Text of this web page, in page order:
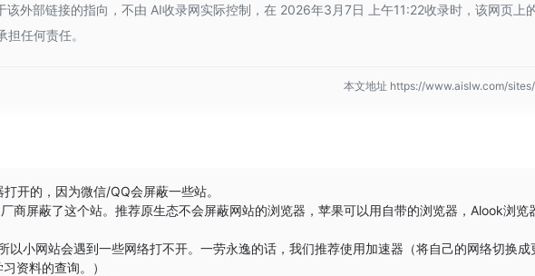
外部链接的指向，不由 AI收录网实际控制，在 2026年3月7日 上午11:22收录时，该网页上
任何责任。
本文地址 https://www.aislw.com/
开的，因为微信/QQ会屏蔽一些站。
商屏蔽了这个站。推荐原生态不会屏蔽网站的浏览器，苹果可以用自带的浏览器， Alook浏览
小网站会遇到一些网络打不开。一劳永逸的话，我们推荐使用加速器（将自己的网络切换成
资料的查询。）